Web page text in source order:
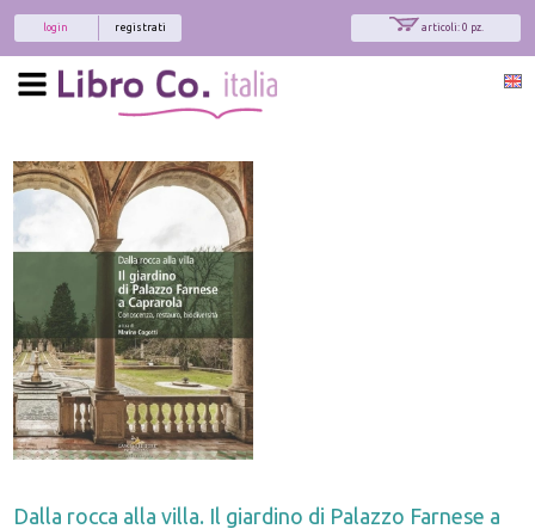
articoli: 0 pz.
registrati
login
Dalla rocca alla villa. Il giardino di Palazzo Farnese a